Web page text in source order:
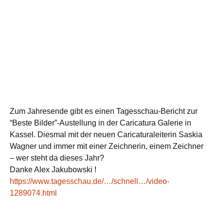
Zum Jahresende gibt es einen Tagesschau-Bericht zur
“Beste Bilder”-Austellung in der Caricatura Galerie in
Kassel. Diesmal mit der neuen Caricaturaleiterin Saskia
Wagner und immer mit einer Zeichnerin, einem Zeichner
– wer steht da dieses Jahr?
DankeAlex Jakubowski !
https://www.tagesschau.de/…/schnell…/video-
1289074.html